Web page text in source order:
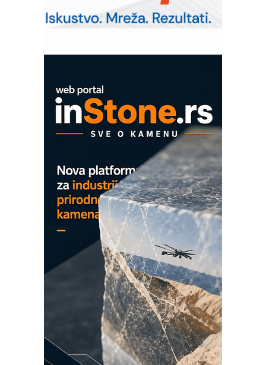
IB BLUMENAUER - više od 40 godina
poverenja u industriji
OBO sistemi mrežastih nosača kablova
Proizvodnja iC7 Hybrid 1500 VDC
mrežnog pretvarača sa tečnim
hlađenjem